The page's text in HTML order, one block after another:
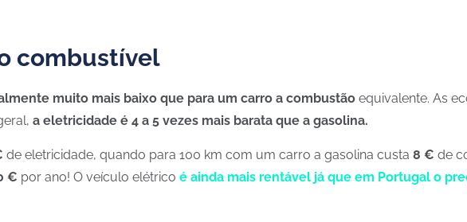
combustível
muito mais baixo que para um carro a combustão equivalente. As
a eletricidade é 4 a 5 vezes mais barata que a gasolina.
de eletricidade, quando para 100 km com um carro a gasolina custa 8 € de
€ por ano! O veículo elétrico é ainda mais rentável já que em Portugal o